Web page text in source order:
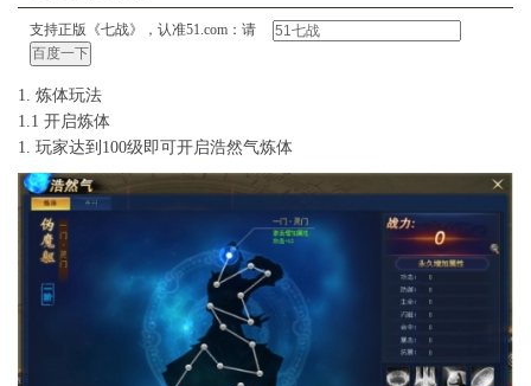
支持正版《七战》，认准51.com：请
1. 炼体玩法
1.1 开启炼体
1. 玩家达到100级即可开启浩然气炼体